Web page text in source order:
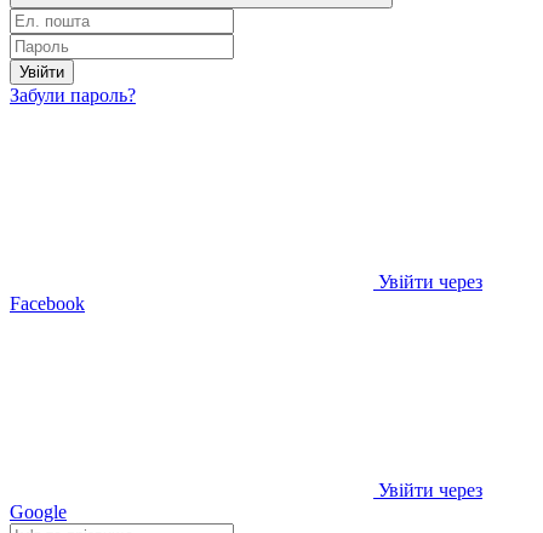
Увійти
Забули пароль?
Увійти через
Facebook
Увійти через
Google